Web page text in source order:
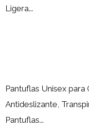
Ligera...
Pantuflas Unisex para
Antideslizante,
Pantuflas...